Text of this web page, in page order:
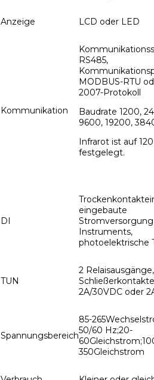
Anzeige LCD oder LED
Kommunikation
RS485,
MODBUS-RTU
2007-Protokoll
Baudrate 1200,
9600, 19200,
Infrarot ist auf
festgelegt.
DI
eingebaute
Instruments,
photoelektrische
TUN
2 Relaisausgänge,
2A/30VDC oder
Spannungsbereich
85-
50/60 Hz;20-
350Gleichstrom